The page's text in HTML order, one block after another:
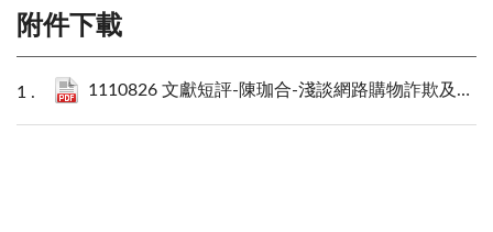
附件下載
1110826 文獻短評-陳珈合-淺談網路購物詐欺及被害預防.pdf